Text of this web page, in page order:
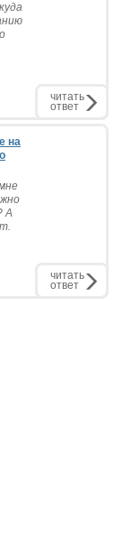
читать
ответ
на
А
читать
ответ